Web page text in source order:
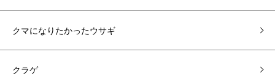
クマになりたかったウサギ
クラゲ